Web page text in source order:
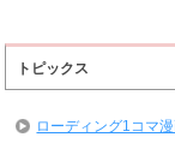
トピックス
ローディング1コマ